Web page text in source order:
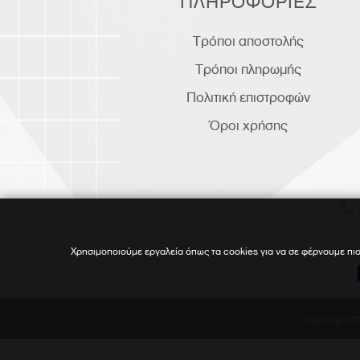
Τρόποι αποστολής
Τρόποι πληρωμής
Πολιτική επιστροφών
Όροι χρήσης
Χρησιμοποιούμε εργαλεία όπως τα cookies για να σε φέρνουμε